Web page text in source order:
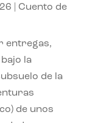
Cuento de
entregas,
la
de la
de unos